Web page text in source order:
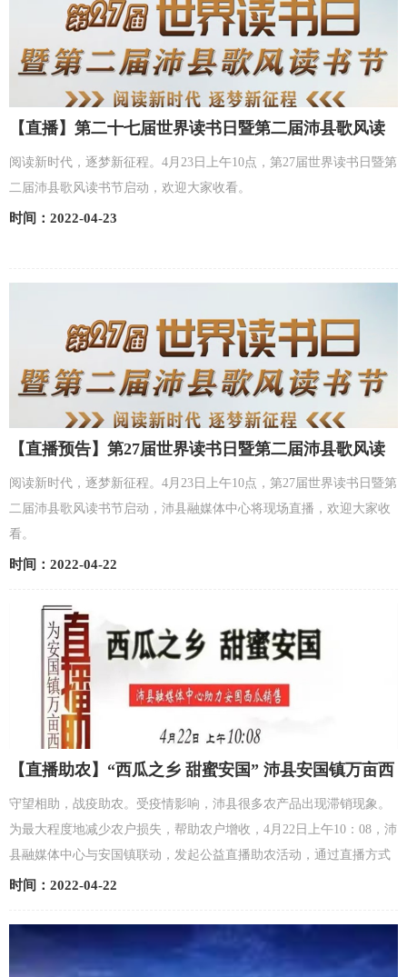
【直播】第二十七届世界读书日暨第二届沛县歌风读
阅读新时代，逐梦新征程。4月23日上午10点，第27届世界读书日暨第
二届沛县歌风读书节启动，欢迎大家收看。
时间：2022-04-23
【直播预告】第27届世界读书日暨第二届沛县歌风读
阅读新时代，逐梦新征程。4月23日上午10点，第27届世界读书日暨第
二届沛县歌风读书节启动，沛县融媒体中心将现场直播，欢迎大家收
看。
时间：2022-04-22
【直播助农】“西瓜之乡 甜蜜安国” 沛县安国镇万亩西
守望相助，战疫助农。受疫情影响，沛县很多农产品出现滞销现象。
为最大程度地减少农户损失，帮助农户增收，4月22日上午10：08，沛
县融媒体中心与安国镇联动，发起公益直播助农活动，通过直播方式
为安国镇万亩大棚西瓜找销路。
时间：2022-04-22